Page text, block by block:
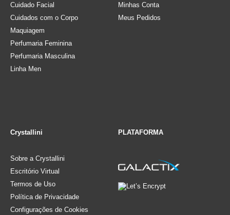
Cuidado Facial
Cuidados com o Corpo
Maquiagem
Perfumaria Feminina
Perfumaria Masculina
Linha Men
Minhas Conta
Meus Pedidos
Crystallini
Sobre a Crystallini
Escritório Virtual
Termos de Uso
Política de Privacidade
Configurações de Cookies
PLATAFORMA